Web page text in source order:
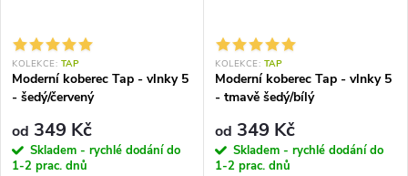
KOLEKCE: TAP
Moderní koberec Tap - vlnky 5
- šedý/červený
od 349 Kč
Skladem - rychlé dodání do
1-2 prac. dnů
KOLEKCE: TAP
Moderní koberec Tap - vlnky 5
- tmavě šedý/bílý
od 349 Kč
Skladem - rychlé dodání do
1-2 prac. dnů